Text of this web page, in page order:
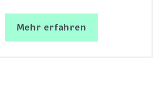
Mehr erfahren